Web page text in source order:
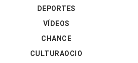
DEPORTES
VÍDEOS
CHANCE
CULTURAOCIO